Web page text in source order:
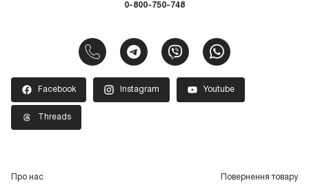
0-800-750-748
Facebook Instagram Youtube
Threads
Про нас Повернення товару